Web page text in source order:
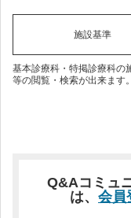
施設基準
基本診療科・特掲診療科の
等の閲覧・検索が出来ます。
Q&Aコミュ
は、 会員